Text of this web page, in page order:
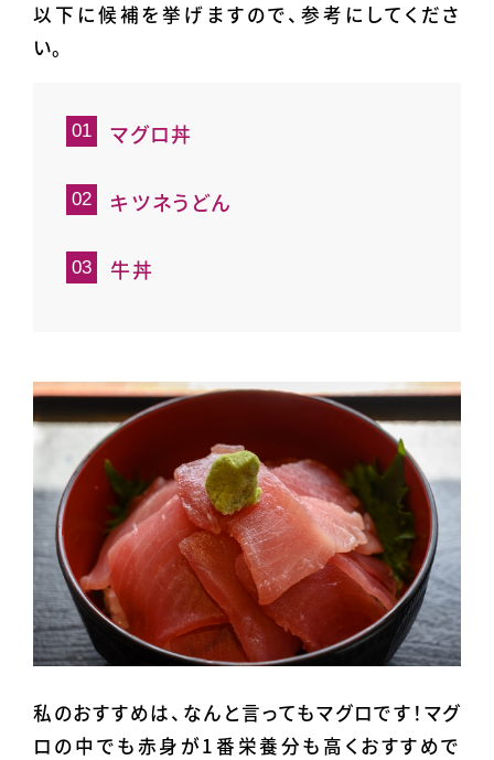
以下に候補を挙げますので、参考にしてくださ
い。
マグロ丼
キツネうどん
牛丼
私のおすすめは、なんと言ってもマグロです！マグ
ロの中でも赤身が1番栄養分も高くおすすめで